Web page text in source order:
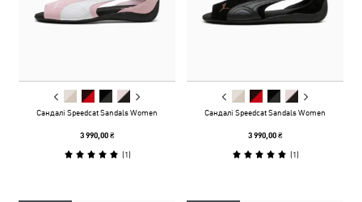
Сандалі Speedcat Sandals Women
3 990,00 ₴
(1)
Сандалі Speedcat Sandals Women
3 990,00 ₴
(1)